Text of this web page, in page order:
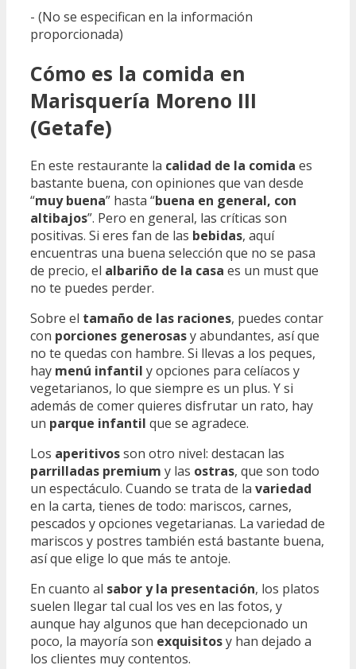
- (No se especifican en la información
proporcionada)
Cómo es la comida en
Marisquería Moreno III
(Getafe)
En este restaurante la calidad de la comida es
bastante buena, con opiniones que van desde
“muy buena” hasta “buena en general, con
altibajos”. Pero en general, las críticas son
positivas. Si eres fan de las bebidas, aquí
encuentras una buena selección que no se pasa
de precio, el albariño de la casa es un must que
no te puedes perder.
Sobre el tamaño de las raciones, puedes contar
con porciones generosasy abundantes, así que
no te quedas con hambre. Si llevas a los peques,
hay menú infantil y opciones para celíacos y
vegetarianos, lo que siempre es un plus. Y si
además de comer quieres disfrutar un rato, hay
un parque infantil que se agradece.
Los aperitivosson otro nivel: destacan las
parrilladas premium y las ostras, que son todo
un espectáculo. Cuando se trata de la variedad
en la carta, tienes de todo: mariscos, carnes,
pescados y opciones vegetarianas. La variedad de
mariscos y postres también está bastante buena,
así que elige lo que más te antoje.
En cuanto al sabor y la presentación, los platos
suelen llegar tal cual los ves en las fotos, y
aunque hay algunos que han decepcionado un
poco, la mayoría son exquisitosy han dejado a
los clientes muy contentos.